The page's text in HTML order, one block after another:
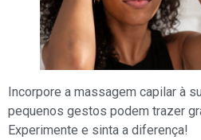
Incorpore a massagem capilar à
pequenos gestos podem trazer
Experimente e sinta a diferença!